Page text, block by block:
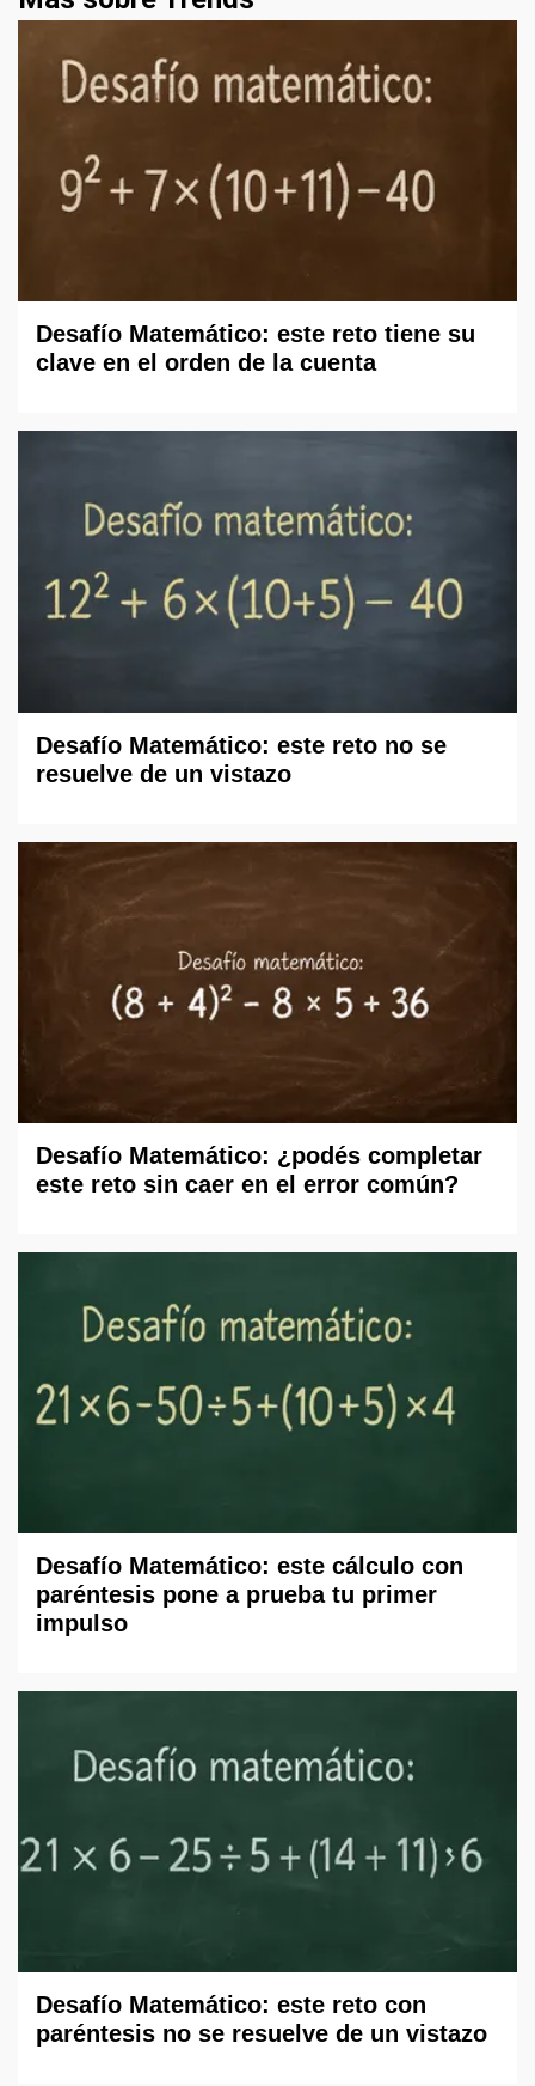
Desafío Matemático: este reto tiene su
clave en el orden de la cuenta
Desafío Matemático: este reto no se
resuelve de un vistazo
Desafío Matemático: ¿podés completar
este reto sin caer en el error común?
Desafío Matemático: este cálculo con
paréntesis pone a prueba tu primer
impulso
Desafío Matemático: este reto con
paréntesis no se resuelve de un vistazo